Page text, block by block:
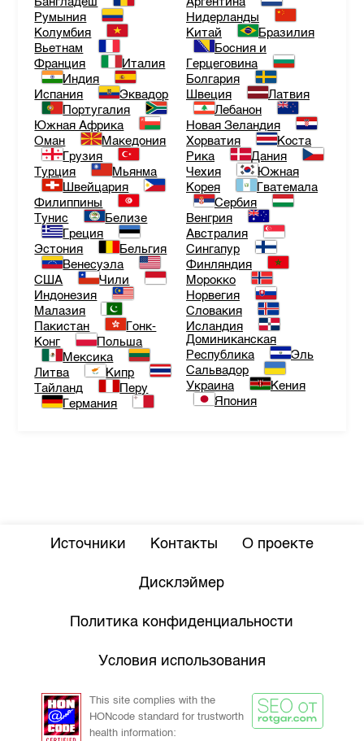
Румыния
Колумбия
Вьетнам
Франция
Италия
Индия
Испания
Эквадор
Португалия
Южная Африка
Оман
Македония
Грузия
Турция
Мьянма
Швейцария
Филиппины
Тунис
Белизе
Греция
Эстония
Бельгия
Венесуэла
США
Чили
Индонезия
Малазия
Пакистан
Гонк-
Конг
Польша
Мексика
Литва
Кипр
Тайланд
Перу
Германия
Нидерланды
Китай
Бразилия
Босния и
Герцеговина
Болгария
Швеция
Латвия
Лебанон
Новая Зеландия
Хорватия
Коста
Рика
Дания
Чехия
Южная
Корея
Гватемала
Сербия
Венгрия
Австралия
Сингапур
Финляндия
Морокко
Норвегия
Словакия
Исландия
Доминиканская
Республика
Эль
Сальвадор
Украина
Кения
Япония
Источники Контакты О проекте
Дисклэймер
Политика конфиденциальности
Условия использования
This site complies with the
HONcode standard for trustworth
health information: